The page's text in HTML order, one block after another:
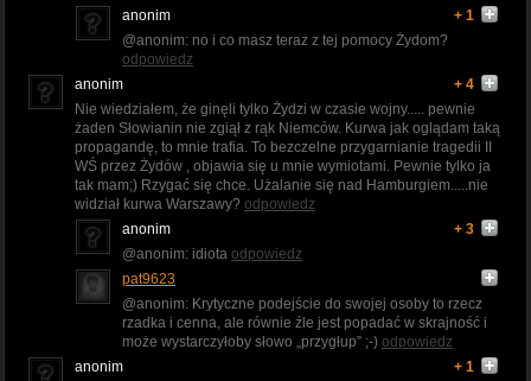
anonim
+ 1
@anonim: no i co masz teraz z tej pomocy Żydom?
odpowiedz
anonim
+ 4
Nie wiedziałem, że ginęli tylko Żydzi w czasie wojny..... pewnie
żaden Słowianin nie zgiął z rąk Niemców. Kurwa jak oglądam taką
propagandę, to mnie trafia. To bezczelne przygarnianie tragedii II
WŚ przez Żydów , objawia się u mnie wymiotami. Pewnie tylko ja
tak mam;) Rzygać się chce. Użalanie się nad Hamburgiem.....nie
widział kurwa Warszawy? odpowiedz
anonim
+ 3
@anonim: idiota odpowiedz
pat9623
@anonim: Krytyczne podejście do swojej osoby to rzecz
rzadka i cenna, ale równie źle jest popadać w skrajność i
może wystarczyłoby słowo „przygłup” ;-) odpowiedz
anonim
+ 1